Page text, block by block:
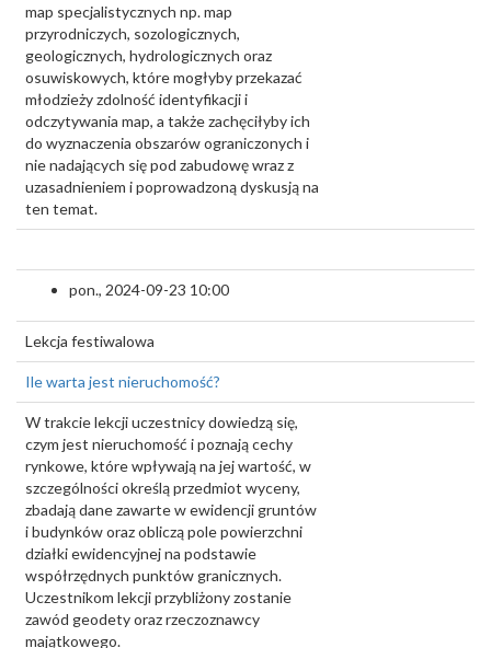
map specjalistycznych np. map
przyrodniczych, sozologicznych,
geologicznych, hydrologicznych oraz
osuwiskowych, które mogłyby przekazać
młodzieży zdolność identyfikacji i
odczytywania map, a także zachęciłyby ich
do wyznaczenia obszarów ograniczonych i
nie nadających się pod zabudowę wraz z
uzasadnieniem i poprowadzoną dyskusją na
ten temat.
pon., 2024-09-23 10:00
Lekcja festiwalowa
Ile warta jest nieruchomość?
W trakcie lekcji uczestnicy dowiedzą się,
czym jest nieruchomość i poznają cechy
rynkowe, które wpływają na jej wartość, w
szczególności określą przedmiot wyceny,
zbadają dane zawarte w ewidencji gruntów
i budynków oraz obliczą pole powierzchni
działki ewidencyjnej na podstawie
współrzędnych punktów granicznych.
Uczestnikom lekcji przybliżony zostanie
zawód geodety oraz rzeczoznawcy
majątkowego.